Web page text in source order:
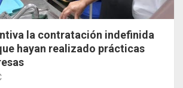
la contratación indefinida
hayan realizado prácticas